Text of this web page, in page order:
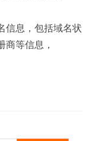
信息，包括域名状
等信息，